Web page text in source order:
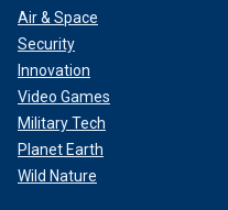
Air & Space
Security
Innovation
Video Games
Military Tech
Planet Earth
Wild Nature